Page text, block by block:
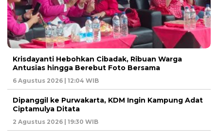
Krisdayanti Hebohkan Cibadak, Ribuan Warga
Antusias hingga Berebut Foto Bersama
6 Agustus 2026 | 12:04 WIB
Dipanggil ke Purwakarta, KDM Ingin Kampung Adat
Ciptamulya Ditata
2 Agustus 2026 | 19:30 WIB